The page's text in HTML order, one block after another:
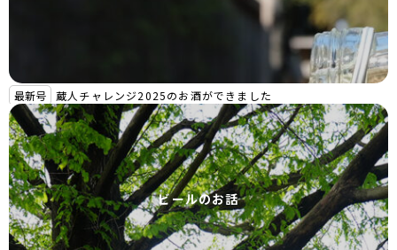
最新号 蔵人チャレンジ2025のお酒ができました
ビールのお話